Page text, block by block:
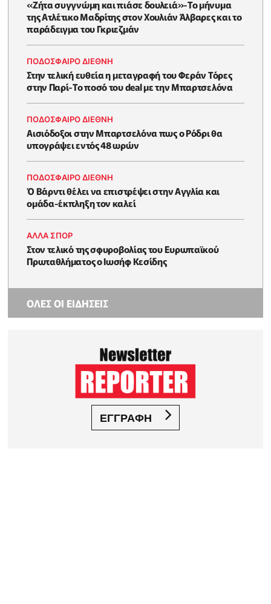
«Ζήτα συγγνώμη και πιάσε δουλειά»-Το μήνυμα
της Ατλέτικο Μαδρίτης στον Χουλιάν Άλβαρες και το
παράδειγμα του Γκριεζμάν
ΠΟΔΟΣΦΑΙΡΟ ΔΙΕΘΝΗ
Στην τελική ευθεία η μεταγραφή του Φεράν Τόρες
στην Παρί-Το ποσό του deal με την Μπαρτσελόνα
ΠΟΔΟΣΦΑΙΡΟ ΔΙΕΘΝΗ
Αισιόδοξοι στην Μπαρτσελόνα πως ο Ρόδρι θα
υπογράψει εντός 48 ωρών
ΠΟΔΟΣΦΑΙΡΟ ΔΙΕΘΝΗ
Ό Βάρντι θέλει να επιστρέψει στην Αγγλία και
ομάδα-έκπληξη τον καλεί
ΑΛΛΑ ΣΠΟΡ
Στον τελικό της σφυροβολίας του Ευρωπαϊκού
Πρωταθλήματος ο Ιωσήφ Κεσίδης
ΟΛΕΣ ΟΙ ΕΙΔΗΣΕΙΣ
ΕΓΓΡΑΦΗ